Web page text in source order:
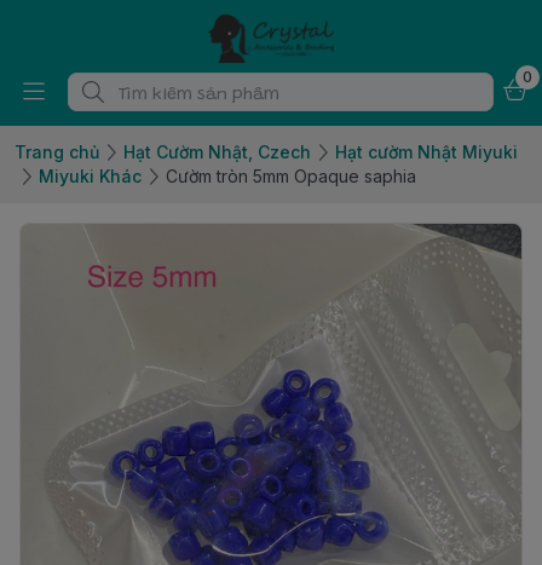
0
Trang chủ Hạt Cườm Nhật, Czech
Hạt cườm Nhật Miyuki
Miyuki Khác
Cườm tròn 5mm Opaque saphia